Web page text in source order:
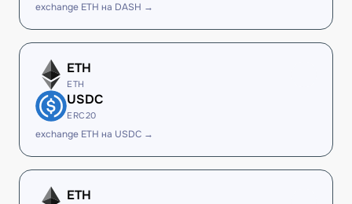
exchange ETH на DASH →
ETH
ETH
USDC
ERC20
exchange ETH на USDC →
ETH